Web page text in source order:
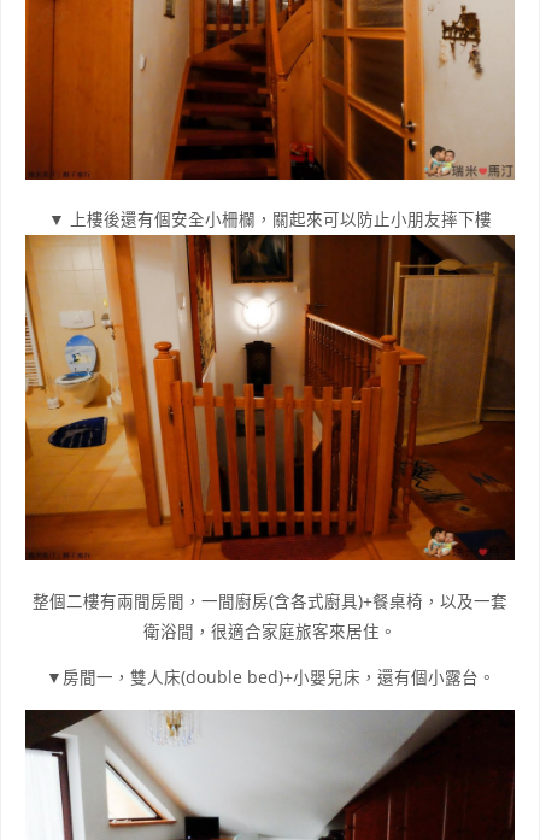
▼ 上樓後還有個安全小柵欄，關起來可以防止小朋友摔下樓
整個二樓有兩間房間，一間廚房(含各式廚具)+餐桌椅，以及一套
衛浴間，很適合家庭旅客來居住。
▼房間一，雙人床(double bed)+小嬰兒床，還有個小露台。